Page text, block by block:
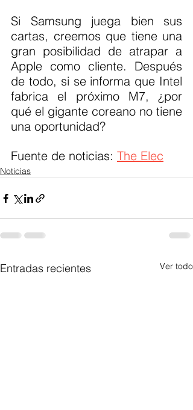
Si Samsung juega bien sus
cartas, creemos que tiene una
gran posibilidad de atrapar a
Apple como cliente. Después
de todo, si se informa que Intel
fabrica el próximo M7, ¿por
qué el gigante coreano no tiene
una oportunidad?
Fuente de noticias: The Elec
Noticias
Entradas recientes Ver todo